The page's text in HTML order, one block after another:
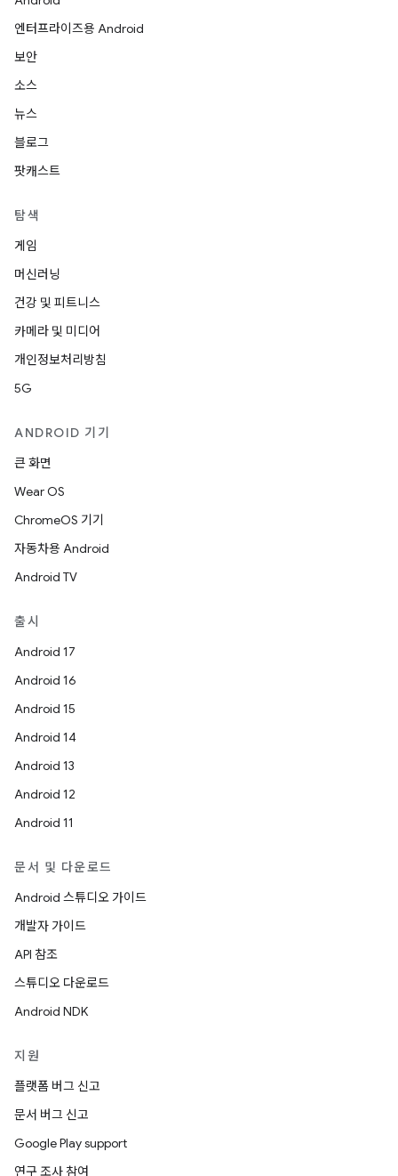
엔터프라이즈용 Android
보안
소스
뉴스
블로그
팟캐스트
탐색
게임
머신러닝
건강 및 피트니스
카메라 및 미디어
개인정보처리방침
5G
ANDROID 기기
큰 화면
Wear OS
ChromeOS 기기
자동차용 Android
Android TV
출시
Android 17
Android 16
Android 15
Android 14
Android 13
Android 12
Android 11
문서 및 다운로드
Android 스튜디오 가이드
개발자 가이드
API 참조
스튜디오 다운로드
Android NDK
지원
플랫폼 버그 신고
문서 버그 신고
Google Play support
연구 조사 참여